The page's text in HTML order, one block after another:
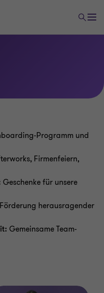
Programm und
Firmenfeiern,
Geschenke für unsere
Förderung herausragender
Gemeinsame Team-